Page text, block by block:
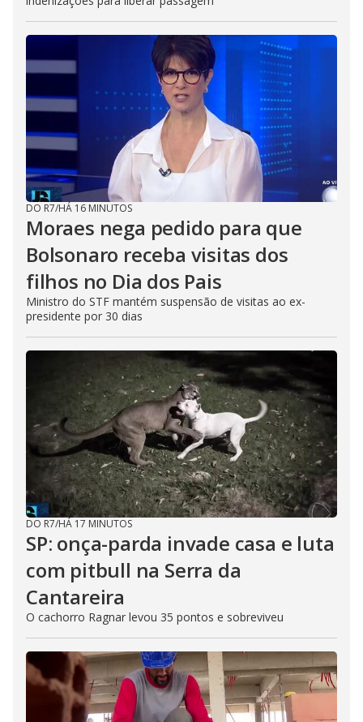
DO R7/HÁ 16 MINUTOS
Moraes nega pedido para que
Bolsonaro receba visitas dos
filhos no Dia dos Pais
Ministro do STF mantém suspensão de visitas ao ex-
presidente por 30 dias
DO R7/HÁ 17 MINUTOS
SP: onça-parda invade casa e luta
com pitbull na Serra da
Cantareira
O cachorro Ragnar levou 35 pontos e sobreviveu